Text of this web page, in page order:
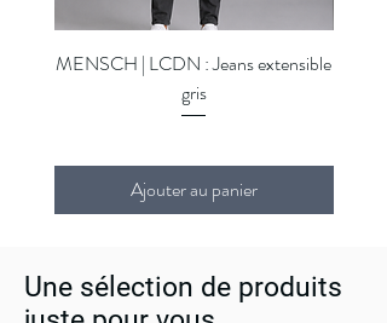
MENSCH | LCDN : Jeans extensible
gris
Ajouter au panier
Une sélection de produits